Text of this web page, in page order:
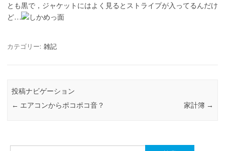
とも黒で，ジャケットにはよく見るとストライプが入ってるんだけ
ど…
カテゴリー: 雑記
投稿ナビゲーション
← エアコンからポコポコ音？ 家計簿 →